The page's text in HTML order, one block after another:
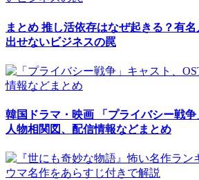
まとめ 推し活依存はなぜ起きる？有
出せないビジネスの罠
韓国ドラマ・映画 「プライバシー戦争
人物相関図、配信情報などまとめ